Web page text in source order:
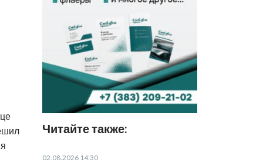
Читайте также:
02.08.2026 14:30